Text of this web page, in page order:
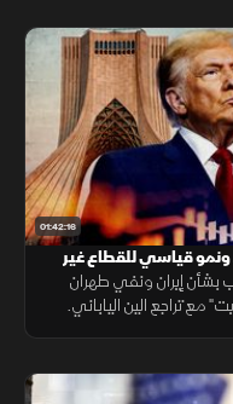
01:42:16
ونمو قياسي للقطاع غير
إيران ونفي طهران
مع تراجع الين الياباني.